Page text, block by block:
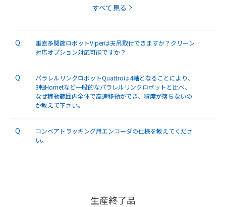
すべて見る
Q
垂直多関節ロボットViperは天吊取付できますか？クリーン
対応オプション対応可能ですか？
Q
パラレルリンクロボットQuattroは4軸となることにより、
3軸Hornetなど一般的なパラレルリンクロボットと比べ、
なぜ稼動範囲内全体で高速移動ができ、精度が落ちないの
か教えて下さい。
Q
コンベアトラッキング用エンコーダの仕様を教えてくださ
い。
生産終了品